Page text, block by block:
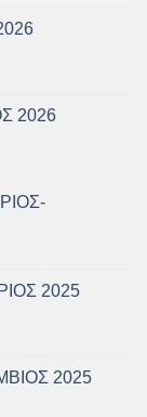
2026
2025
2025